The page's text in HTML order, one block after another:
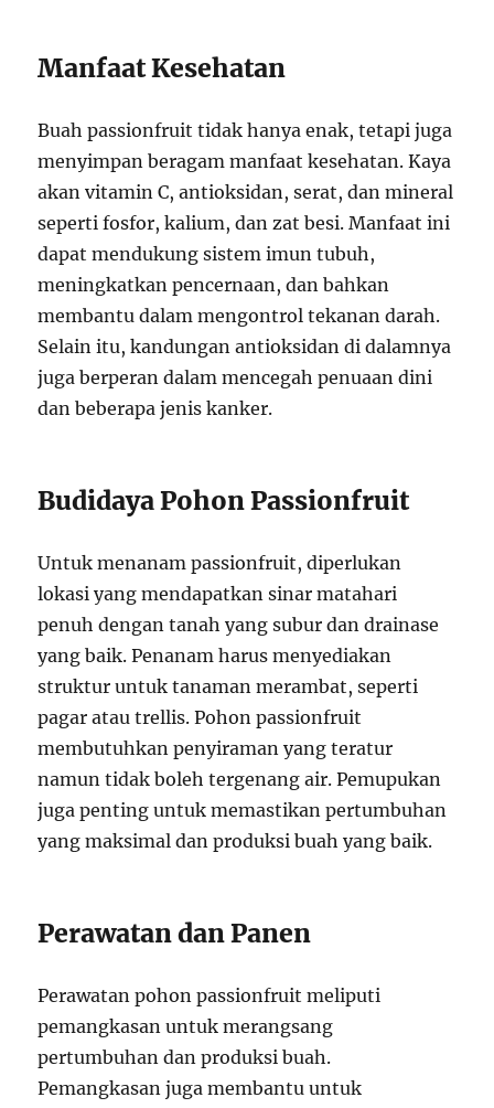
Manfaat Kesehatan
Buah passionfruit tidak hanya enak, tetapi juga
menyimpan beragam manfaat kesehatan. Kaya
akan vitamin C, antioksidan, serat, dan mineral
seperti fosfor, kalium, dan zat besi. Manfaat ini
dapat mendukung sistem imun tubuh,
meningkatkan pencernaan, dan bahkan
membantu dalam mengontrol tekanan darah.
Selain itu, kandungan antioksidan di dalamnya
juga berperan dalam mencegah penuaan dini
dan beberapa jenis kanker.
Budidaya Pohon Passionfruit
Untuk menanam passionfruit, diperlukan
lokasi yang mendapatkan sinar matahari
penuh dengan tanah yang subur dan drainase
yang baik. Penanam harus menyediakan
struktur untuk tanaman merambat, seperti
pagar atau trellis. Pohon passionfruit
membutuhkan penyiraman yang teratur
namun tidak boleh tergenang air. Pemupukan
juga penting untuk memastikan pertumbuhan
yang maksimal dan produksi buah yang baik.
Perawatan dan Panen
Perawatan pohon passionfruit meliputi
pemangkasan untuk merangsang
pertumbuhan dan produksi buah.
Pemangkasan juga membantu untuk